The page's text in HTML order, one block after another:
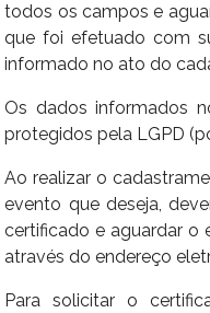
todos os campos e
que foi efetuado com
informado no ato do
Os dados informados
protegidos pela LGPD
Ao realizar o
evento que deseja,
certificado e aguardar o
através do endereço
Para solicitar o